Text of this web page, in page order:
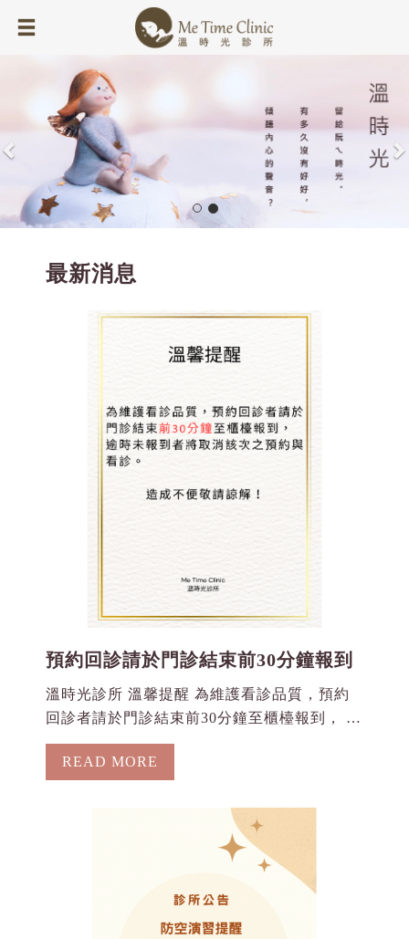
最新消息
預約回診請於門診結束前30分鐘報到
溫時光診所 溫馨提醒 為維護看診品質，預約
回診者請於門診結束前30分鐘至櫃檯報到， 逾
時未報到者視同未出席並取消該次之預約與看
READ MORE